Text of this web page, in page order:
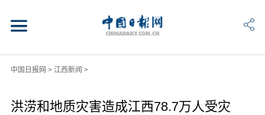
中国日报网 > 江西新闻 >
洪涝和地质灾害造成江西78.7万人受灾